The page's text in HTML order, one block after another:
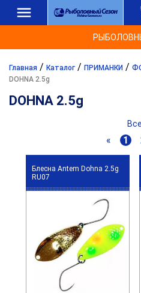
Главная / Каталог / ПРИМАНКИ /
DOHNA 2.5g
DOHNA 2.5g
Все
« 1
Блесна Antem Dohna 2.5g
RU07